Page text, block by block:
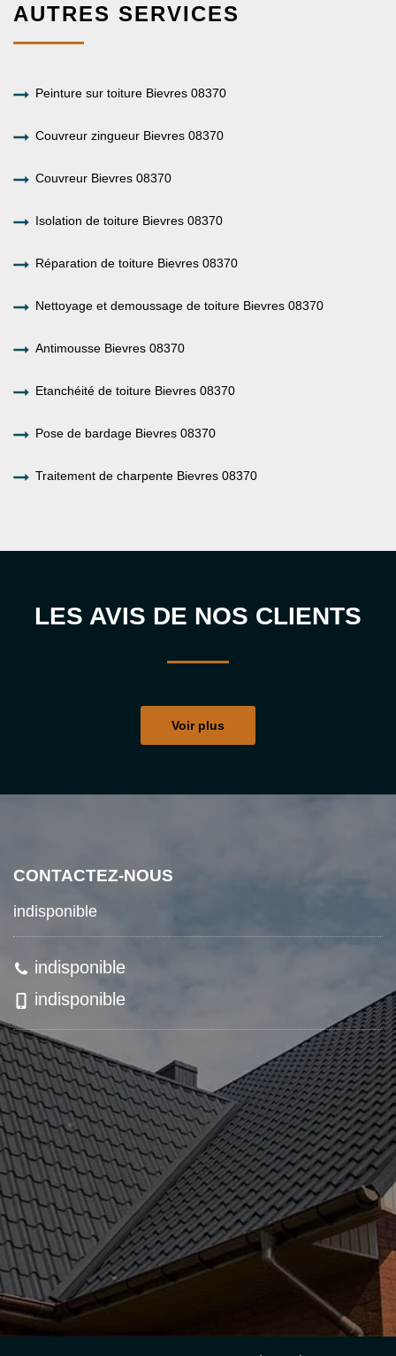
AUTRES SERVICES
Peinture sur toiture Bievres 08370
Couvreur zingueur Bievres 08370
Couvreur Bievres 08370
Isolation de toiture Bievres 08370
Réparation de toiture Bievres 08370
Nettoyage et demoussage de toiture Bievres 08370
Antimousse Bievres 08370
Etanchéité de toiture Bievres 08370
Pose de bardage Bievres 08370
Traitement de charpente Bievres 08370
LES AVIS DE NOS CLIENTS
Voir plus
CONTACTEZ-NOUS
indisponible
indisponible
indisponible